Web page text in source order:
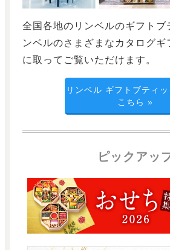
全国各地のリンベルのギフトブ
ンベルのさまざまなカタログギ
に取ってご覧いただけます。
リンベル ギフトブティ
こちら »
ピックアッ